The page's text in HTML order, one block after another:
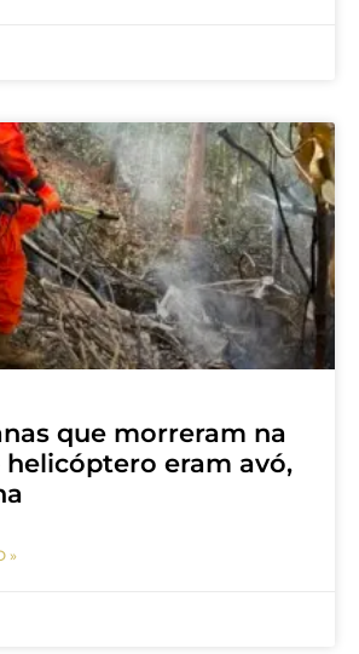
que morreram na
helicóptero eram avó,
»